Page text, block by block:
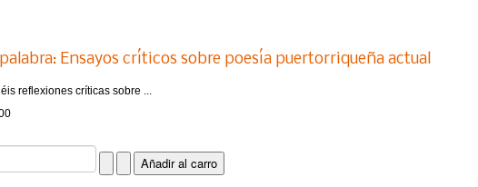
palabra: Ensayos críticos sobre poesía puertorriqueña actual
reflexiones críticas sobre ...